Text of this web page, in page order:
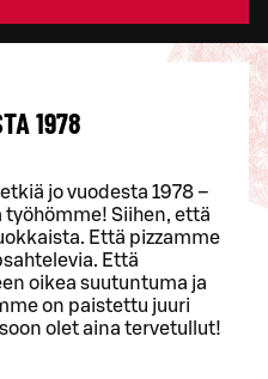
1978
jo vuodesta 1978 –
Siihen, että
Että pizzamme
Että
oikea suutuntuma ja
on paistettu juuri
olet aina tervetullut!